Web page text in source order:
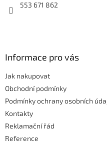
553 671 862
Informace pro vás
Jak nakupovat
Obchodní podmínky
Podmínky ochrany osobních
Kontakty
Reklamační řád
Reference